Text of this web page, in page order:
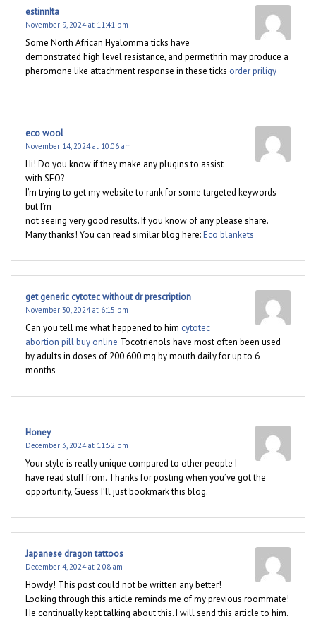
estinnIta
November 9, 2024 at 11:41 pm
Some North African Hyalomma ticks have
demonstrated high level resistance, and permethrin may produce a
pheromone like attachment response in these ticks order priligy
eco wool
November 14, 2024 at 10:06 am
Hi! Do you know if they make any plugins to assist
with SEO?
I’m trying to get my website to rank for some targeted keywords
but I’m
not seeing very good results. If you know of any please share.
Many thanks! You can read similar blog here:Eco blankets
get generic cytotec without dr prescription
November 30, 2024 at 6:15 pm
Can you tell me what happened to him cytotec
abortion pill buy online Tocotrienols have most often been used
by adults in doses of 200 600 mg by mouth daily for up to 6
months
Honey
December 3, 2024 at 11:52 pm
Your style is really unique compared to other people I
have read stuff from. Thanks for posting when you’ve got the
opportunity, Guess I’ll just bookmark this blog.
Japanese dragon tattoos
December 4, 2024 at 2:08 am
Howdy! This post could not be written any better!
Looking through this article reminds me of my previous roommate!
He continually kept talking about this. I will send this article to him.